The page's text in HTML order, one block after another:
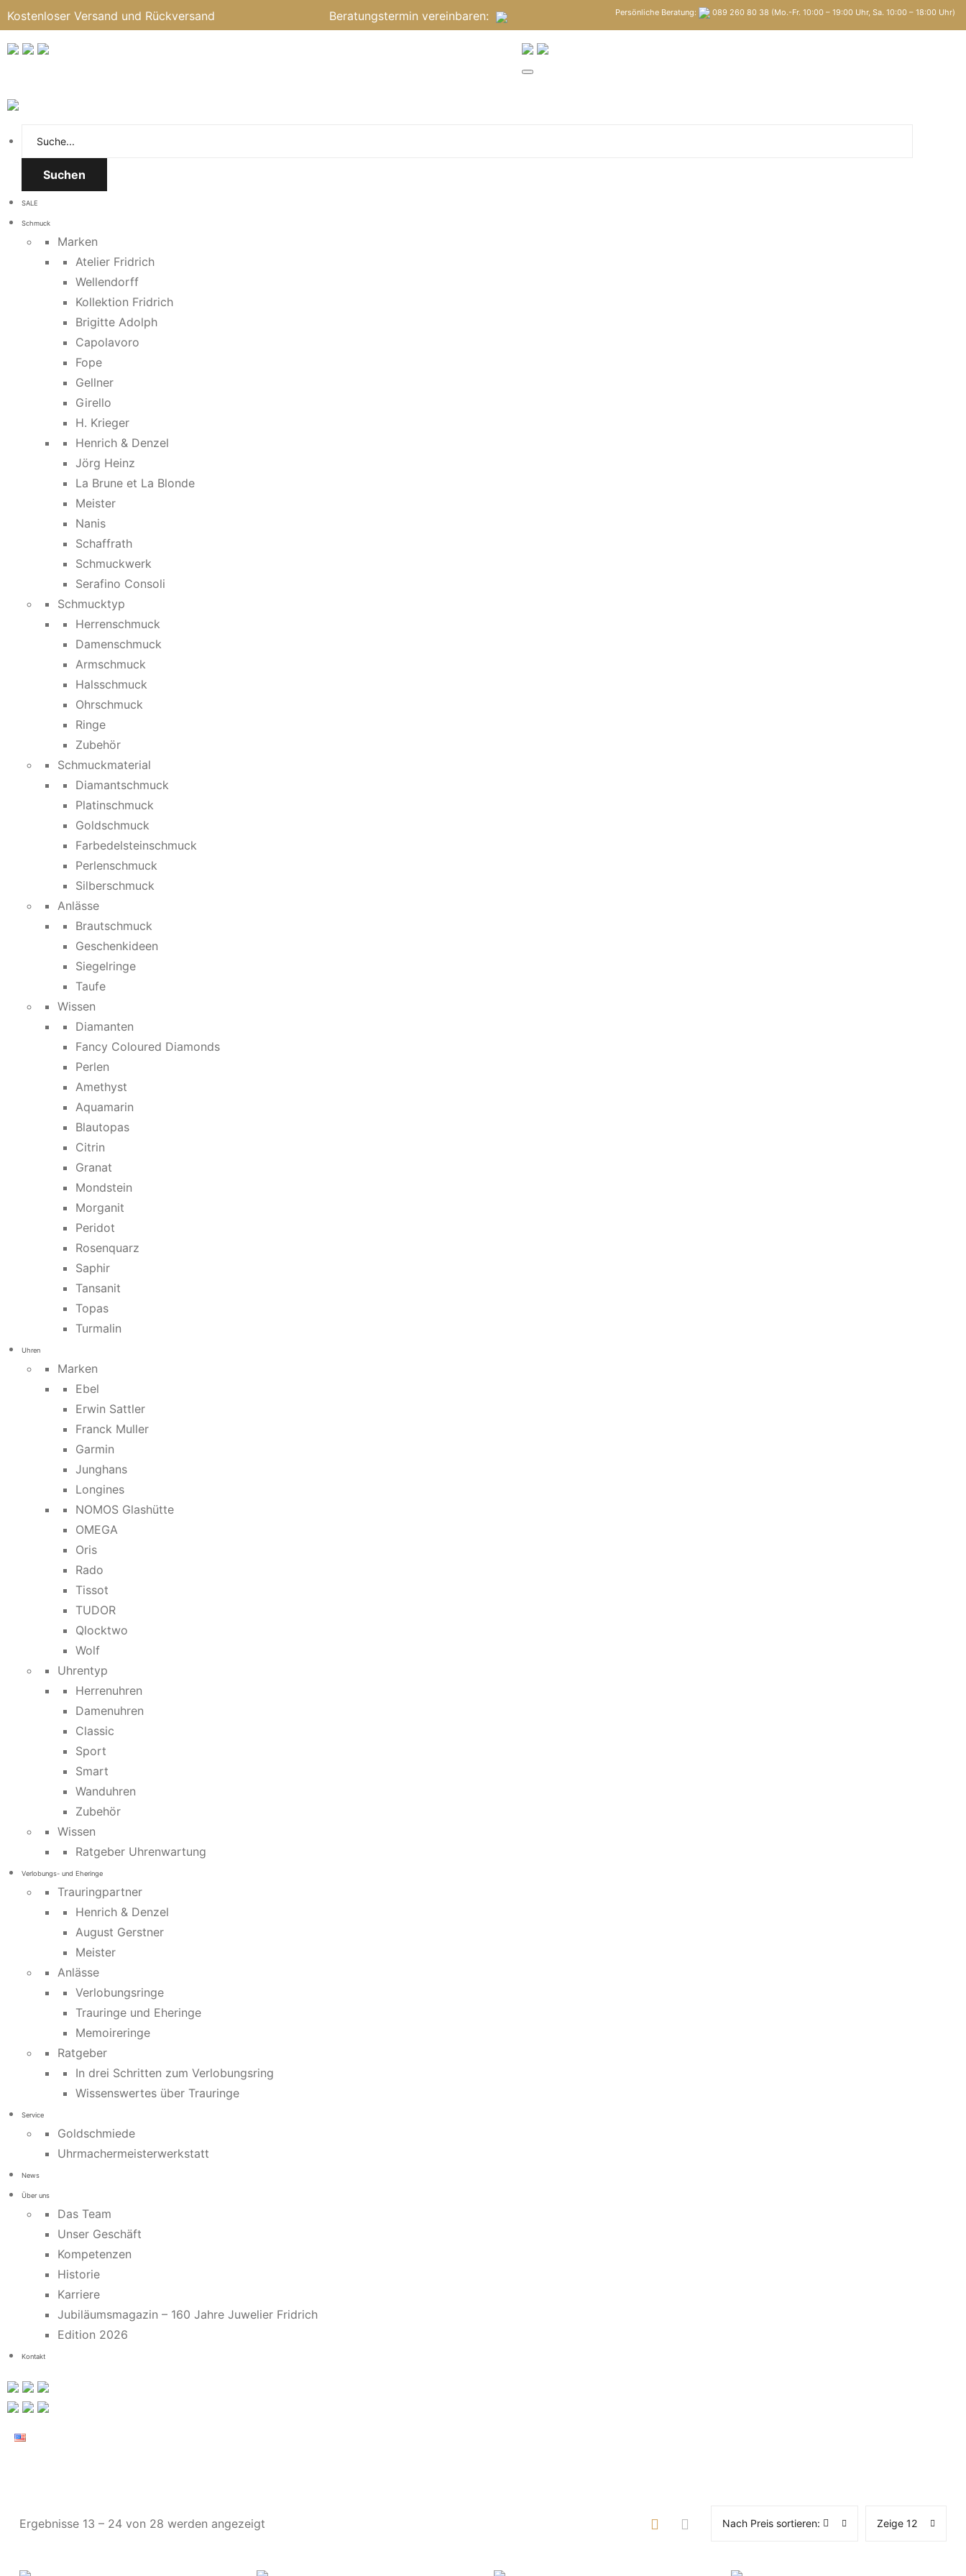
Kostenloser Versand und Rückversand Beratungstermin vereinbaren: Persönliche Beratung: 089 260 80 38 (Mo.-Fr. 10:00 – 19:00 Uhr, Sa. 10:00 – 18:00 Uhr)
Suchen
SALE
Schmuck
Marken
Atelier Fridrich
Wellendorff
Kollektion Fridrich
Brigitte Adolph
Capolavoro
Fope
Gellner
Girello
H. Krieger
Henrich & Denzel
Jörg Heinz
La Brune et La Blonde
Meister
Nanis
Schaffrath
Schmuckwerk
Serafino Consoli
Schmucktyp
Herrenschmuck
Damenschmuck
Armschmuck
Halsschmuck
Ohrschmuck
Ringe
Zubehör
Schmuckmaterial
Diamantschmuck
Platinschmuck
Goldschmuck
Farbedelsteinschmuck
Perlenschmuck
Silberschmuck
Anlässe
Brautschmuck
Geschenkideen
Siegelringe
Taufe
Wissen
Diamanten
Fancy Coloured Diamonds
Perlen
Amethyst
Aquamarin
Blautopas
Citrin
Granat
Mondstein
Morganit
Peridot
Rosenquarz
Saphir
Tansanit
Topas
Turmalin
Uhren
Marken
Ebel
Erwin Sattler
Franck Muller
Garmin
Junghans
Longines
NOMOS Glashütte
OMEGA
Oris
Rado
Tissot
TUDOR
Qlocktwo
Wolf
Uhrentyp
Herrenuhren
Damenuhren
Classic
Sport
Smart
Wanduhren
Zubehör
Wissen
Ratgeber Uhrenwartung
Verlobungs- und Eheringe
Trauringpartner
Henrich & Denzel
August Gerstner
Meister
Anlässe
Verlobungsringe
Trauringe und Eheringe
Memoireringe
Ratgeber
In drei Schritten zum Verlobungsring
Wissenswertes über Trauringe
Service
Goldschmiede
Uhrmachermeisterwerkstatt
News
Über uns
Das Team
Unser Geschäft
Kompetenzen
Historie
Karriere
Jubiläumsmagazin – 160 Jahre Juwelier Fridrich
Edition 2026
Kontakt
Ergebnisse 13 – 24 von 28 werden angezeigt Nach Preis sortieren: Zeige 12